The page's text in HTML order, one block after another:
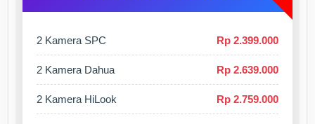
2 Kamera SPC Rp 2.399.000
2 Kamera Dahua Rp 2.639.000
2 Kamera HiLook Rp 2.759.000